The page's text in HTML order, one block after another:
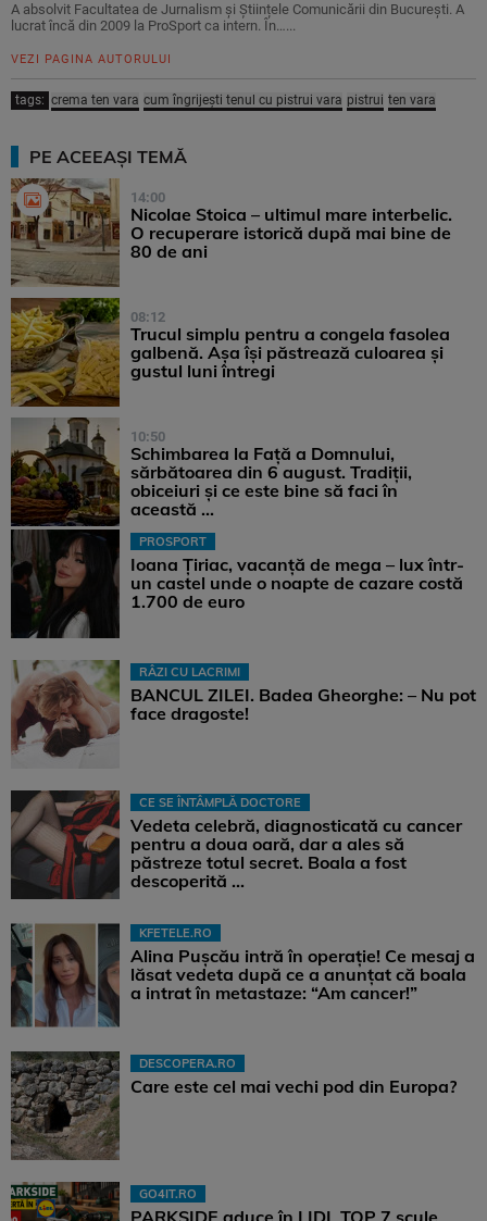
A absolvit Facultatea de Jurnalism și Științele Comunicării din București. A
lucrat încă din 2009 la ProSport ca intern. În…...
VEZI PAGINA AUTORULUI
tags: crema ten vara cum îngrijești tenul cu pistrui vara pistrui ten vara
PE ACEEAȘI TEMĂ
14:00
Nicolae Stoica – ultimul mare interbelic.
O recuperare istorică după mai bine de
80 de ani
08:12
Trucul simplu pentru a congela fasolea
galbenă. Așa își păstrează culoarea și
gustul luni întregi
10:50
Schimbarea la Față a Domnului,
sărbătoarea din 6 august. Tradiții,
obiceiuri și ce este bine să faci în
această ...
PROSPORT
Ioana Țiriac, vacanță de mega – lux într-
un castel unde o noapte de cazare costă
1.700 de euro
RÂZI CU LACRIMI
BANCUL ZILEI. Badea Gheorghe: – Nu pot
face dragoste!
CE SE ÎNTÂMPLĂ DOCTORE
Vedeta celebră, diagnosticată cu cancer
pentru a doua oară, dar a ales să
păstreze totul secret. Boala a fost
descoperită ...
KFETELE.RO
Alina Pușcău intră în operație! Ce mesaj a
lăsat vedeta după ce a anunțat că boala
a intrat în metastaze: “Am cancer!”
DESCOPERA.RO
Care este cel mai vechi pod din Europa?
GO4IT.RO